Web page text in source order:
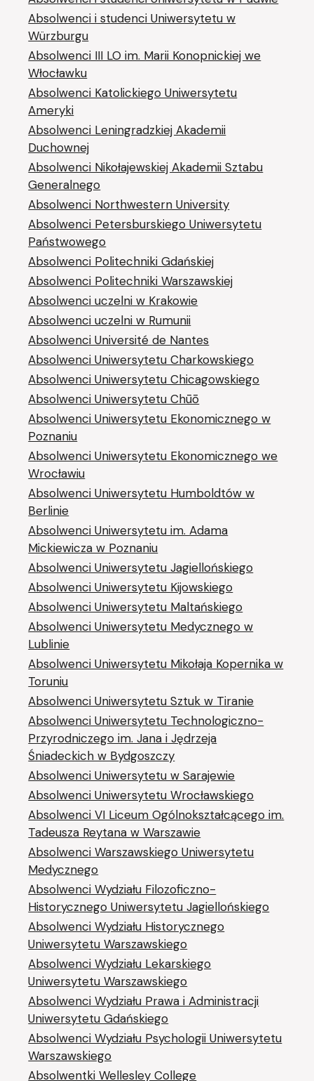
Absolwenci i studenci Uniwersytetu w
Würzburgu
Absolwenci III LO im. Marii Konopnickiej we
Włocławku
Absolwenci Katolickiego Uniwersytetu
Ameryki
Absolwenci Leningradzkiej Akademii
Duchownej
Absolwenci Nikołajewskiej Akademii Sztabu
Generalnego
Absolwenci Northwestern University
Absolwenci Petersburskiego Uniwersytetu
Państwowego
Absolwenci Politechniki Gdańskiej
Absolwenci Politechniki Warszawskiej
Absolwenci uczelni w Krakowie
Absolwenci uczelni w Rumunii
Absolwenci Université de Nantes
Absolwenci Uniwersytetu Charkowskiego
Absolwenci Uniwersytetu Chicagowskiego
Absolwenci Uniwersytetu Chūō
Absolwenci Uniwersytetu Ekonomicznego w
Poznaniu
Absolwenci Uniwersytetu Ekonomicznego we
Wrocławiu
Absolwenci Uniwersytetu Humboldtów w
Berlinie
Absolwenci Uniwersytetu im. Adama
Mickiewicza w Poznaniu
Absolwenci Uniwersytetu Jagiellońskiego
Absolwenci Uniwersytetu Kijowskiego
Absolwenci Uniwersytetu Maltańskiego
Absolwenci Uniwersytetu Medycznego w
Lublinie
Absolwenci Uniwersytetu Mikołaja Kopernika w
Toruniu
Absolwenci Uniwersytetu Sztuk w Tiranie
Absolwenci Uniwersytetu Technologiczno-
Przyrodniczego im. Jana i Jędrzeja
Śniadeckich w Bydgoszczy
Absolwenci Uniwersytetu w Sarajewie
Absolwenci Uniwersytetu Wrocławskiego
Absolwenci VI Liceum Ogólnokształcącego im.
Tadeusza Reytana w Warszawie
Absolwenci Warszawskiego Uniwersytetu
Medycznego
Absolwenci Wydziału Filozoficzno-
Historycznego Uniwersytetu Jagiellońskiego
Absolwenci Wydziału Historycznego
Uniwersytetu Warszawskiego
Absolwenci Wydziału Lekarskiego
Uniwersytetu Warszawskiego
Absolwenci Wydziału Prawa i Administracji
Uniwersytetu Gdańskiego
Absolwenci Wydziału Psychologii Uniwersytetu
Warszawskiego
Absolwentki Wellesley College